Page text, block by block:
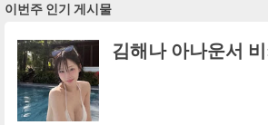
이번주 인기 게시물
김해나 아나운서